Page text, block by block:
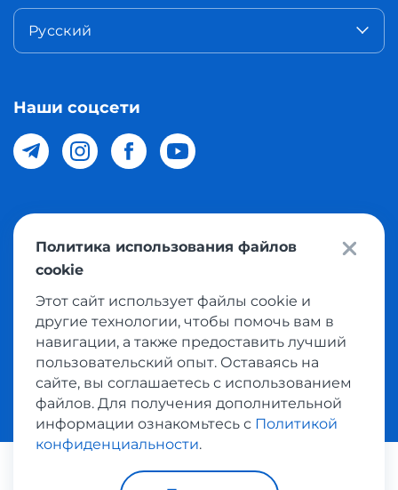
Русский
Наши соцсети
© 2026 Meest Shopping доставка покупок с интернет
магазинов мира в Узбекистан. Все права защищены
Политика конфиденциальности
Условия использования сервисом выкупа товаров
Платежные системы:
Политика использования файлов
cookie
Этот сайт использует файлы cookie и
другие технологии, чтобы помочь вам в
навигации, а также предоставить лучший
пользовательский опыт. Оставаясь на
сайте, вы соглашаетесь с использованием
файлов. Для получения дополнительной
информации ознакомьтесь с Политикой
конфиденциальности.